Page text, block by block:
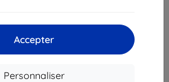
Accepter
Personnaliser